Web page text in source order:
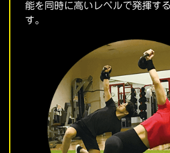
能を同時に高いレベルで発揮す
す。